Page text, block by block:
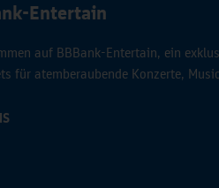
Entertain
auf BBBank-Entertain, ein
für atemberaubende Konzerte,